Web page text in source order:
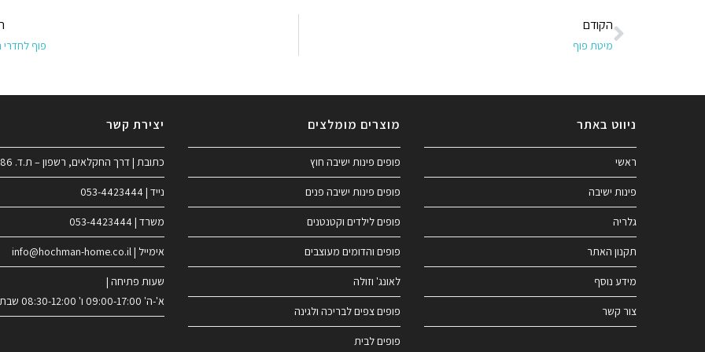
הקודם
מיטת פוף פוף לחדרי
ניווט באתר
ראשי
פינות ישיבה
גלריה
תקנון האתר
מידע נוסף
צור קשר
מוצרים מומלצים
פופים פינות ישיבה חוץ
פופים פינות ישיבה פנים
פופים לילדים וקטנטנים
פופים והדומים מעוצבים
לאונג' וזולה
פופים צפים לבריכה ולגינה
פופים לבית
יצירת קשר
כתובת | דרך החקלאים, רשפון – ת.ד. 186
נייד | 053-4423444
משרד | 053-4423444
אימייל | info@hochman-home.co.il
שעות פתיחה |
א'-ה' 09:00-17:00 ו' 08:30-12:00 שבת סגור